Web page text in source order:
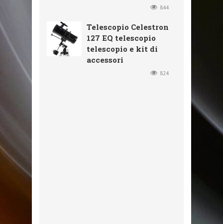
844
Telescopio Celestron
127 EQ telescopio
telescopio e kit di
accessori
824